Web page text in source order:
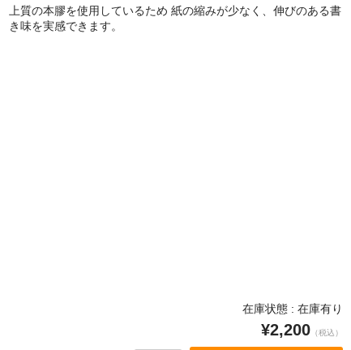
上質の本膠を使用しているため 紙の縮みが少なく、伸びのある書
き味を実感できます。
在庫状態 : 在庫有り
¥2,200 （税込）